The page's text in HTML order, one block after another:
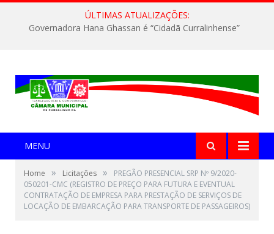
ÚLTIMAS ATUALIZAÇÕES:
Governadora Hana Ghassan é “Cidadã Curralinhense”
MENU
Home » Licitações »
PREGÃO PRESENCIAL SRP Nº 9/2020-
050201-CMC (REGISTRO DE PREÇO PARA FUTURA E EVENTUAL
CONTRATAÇÃO DE EMPRESA PARA PRESTAÇÃO DE SERVIÇOS DE
LOCAÇÃO DE EMBARCAÇÃO PARA TRANSPORTE DE PASSAGEIROS)